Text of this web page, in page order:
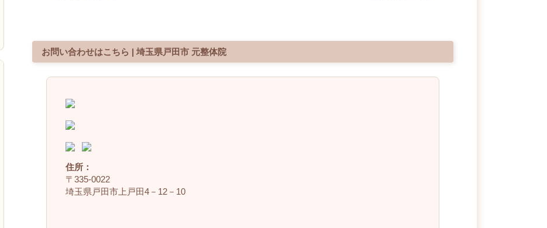
お問い合わせはこちら | 埼玉県戸田市 元整体院
住所：
〒335‐0022
埼玉県戸田市上戸田4－12－10